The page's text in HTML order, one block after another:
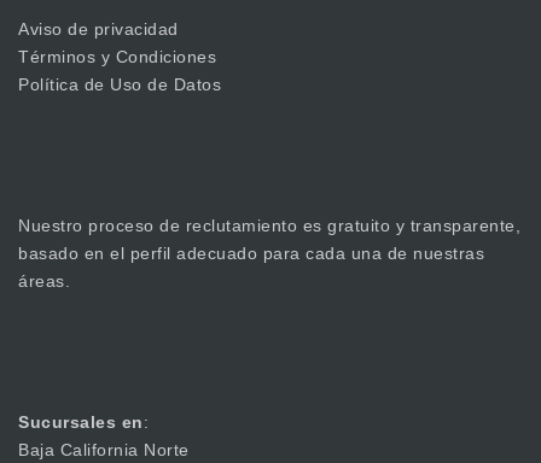
Aviso de privacidad
Términos y Condiciones
Política de Uso de Datos
Nuestro proceso de reclutamiento es gratuito y transparente,
basado en el perfil adecuado para cada una de nuestras
áreas.
Sucursales en:
Baja California Norte